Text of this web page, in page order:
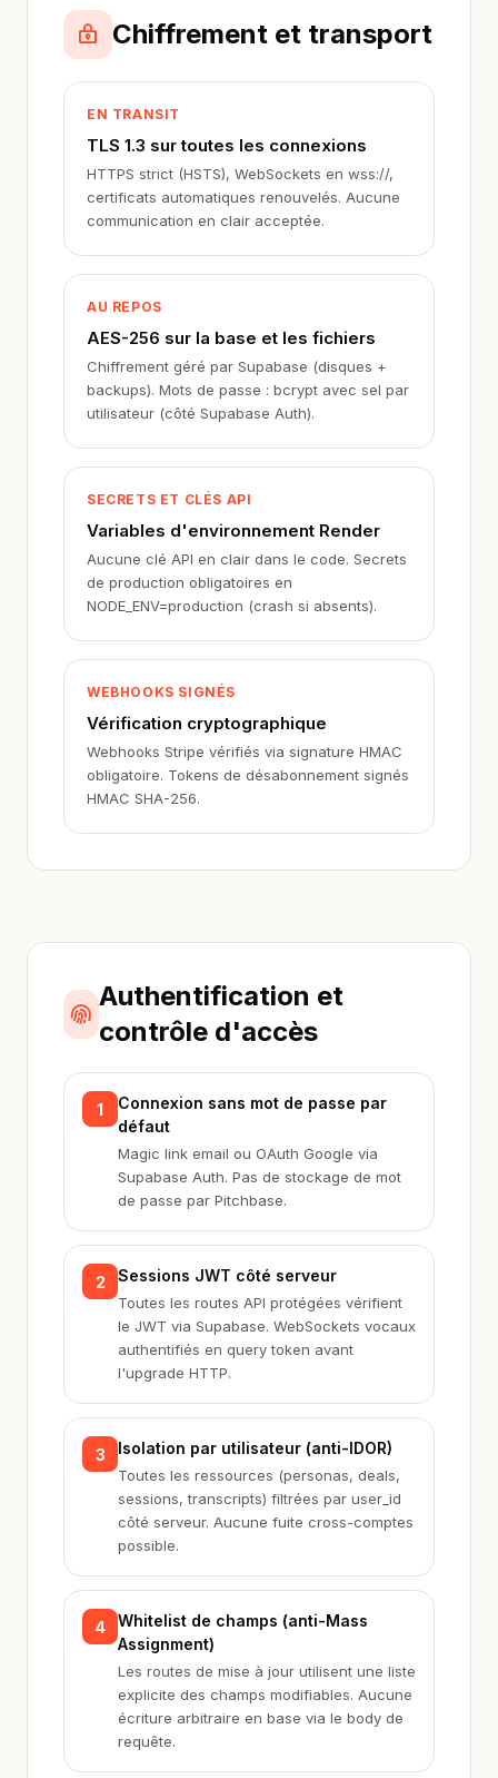
Chiffrement et transport
EN TRANSIT
TLS 1.3 sur toutes les connexions
HTTPS strict (HSTS), WebSockets en wss://,
certificats automatiques renouvelés. Aucune
communication en clair acceptée.
AU REPOS
AES-256 sur la base et les fichiers
Chiffrement géré par Supabase (disques +
backups). Mots de passe : bcrypt avec sel par
utilisateur (côté Supabase Auth).
SECRETS ET CLÉS API
Variables d'environnement Render
Aucune clé API en clair dans le code. Secrets
de production obligatoires en
NODE_ENV=production (crash si absents).
WEBHOOKS SIGNÉS
Vérification cryptographique
Webhooks Stripe vérifiés via signature HMAC
obligatoire. Tokens de désabonnement signés
HMAC SHA-256.
Authentification et
contrôle d'accès
1
Connexion sans mot de passe par
défaut
Magic link email ou OAuth Google via
Supabase Auth. Pas de stockage de mot
de passe par Pitchbase.
2 Sessions JWT côté serveur
Toutes les routes API protégées vérifient
le JWT via Supabase. WebSockets vocaux
authentifiés en query token avant
l'upgrade HTTP.
3 Isolation par utilisateur (anti-IDOR)
Toutes les ressources (personas, deals,
sessions, transcripts) filtrées par user_id
côté serveur. Aucune fuite cross-comptes
possible.
4
Whitelist de champs (anti-Mass
Assignment)
Les routes de mise à jour utilisent une liste
explicite des champs modifiables. Aucune
écriture arbitraire en base via le body de
requête.